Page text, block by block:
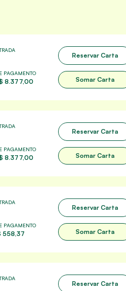
PAGAMENTO
8.377,00
Reservar Carta
Somar Carta
PAGAMENTO
8.377,00
Reservar Carta
Somar Carta
PAGAMENTO
558,37
Reservar Carta
Somar Carta
Reservar Carta